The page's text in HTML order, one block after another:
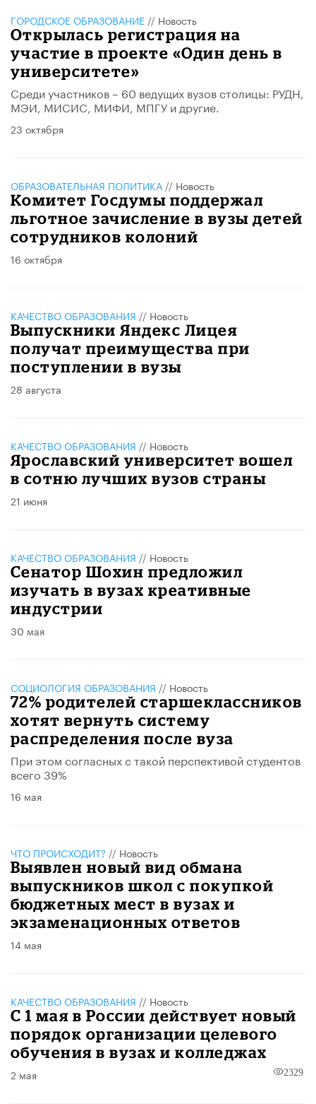
ГОРОДСКОЕ ОБРАЗОВАНИЕ // Новость
Открылась регистрация на
участие в проекте «Один день в
университете»
Среди участников – 60 ведущих вузов столицы: РУДН,
МЭИ, МИСИС, МИФИ, МПГУ и другие.
23 октября
ОБРАЗОВАТЕЛЬНАЯ ПОЛИТИКА // Новость
Комитет Госдумы поддержал
льготное зачисление в вузы детей
сотрудников колоний
16 октября
КАЧЕСТВО ОБРАЗОВАНИЯ // Новость
Выпускники Яндекс Лицея
получат преимущества при
поступлении в вузы
28 августа
КАЧЕСТВО ОБРАЗОВАНИЯ // Новость
Ярославский университет вошел
в сотню лучших вузов страны
21 июня
КАЧЕСТВО ОБРАЗОВАНИЯ // Новость
Сенатор Шохин предложил
изучать в вузах креативные
индустрии
30 мая
CОЦИОЛОГИЯ ОБРАЗОВАНИЯ // Новость
72% родителей старшеклассников
хотят вернуть систему
распределения после вуза
При этом согласных с такой перспективой студентов
всего 39%
16 мая
ЧТО ПРОИСХОДИТ? // Новость
Выявлен новый вид обмана
выпускников школ с покупкой
бюджетных мест в вузах и
экзаменационных ответов
14 мая
КАЧЕСТВО ОБРАЗОВАНИЯ // Новость
С 1 мая в России действует новый
порядок организации целевого
обучения в вузах и колледжах
2 мая 2329